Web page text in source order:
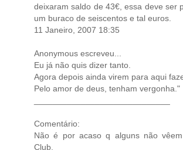
deixaram saldo de 43€, essa deve ser
um buraco de seiscentos e tal euros.
11 Janeiro, 2007 18:35
Anonymous escreveu...
Eu já não quis dizer tanto.
Agora depois ainda virem para aqui
Pelo amor de deus, tenham vergonha."
Comentário:
Não é por acaso q alguns não
Club.